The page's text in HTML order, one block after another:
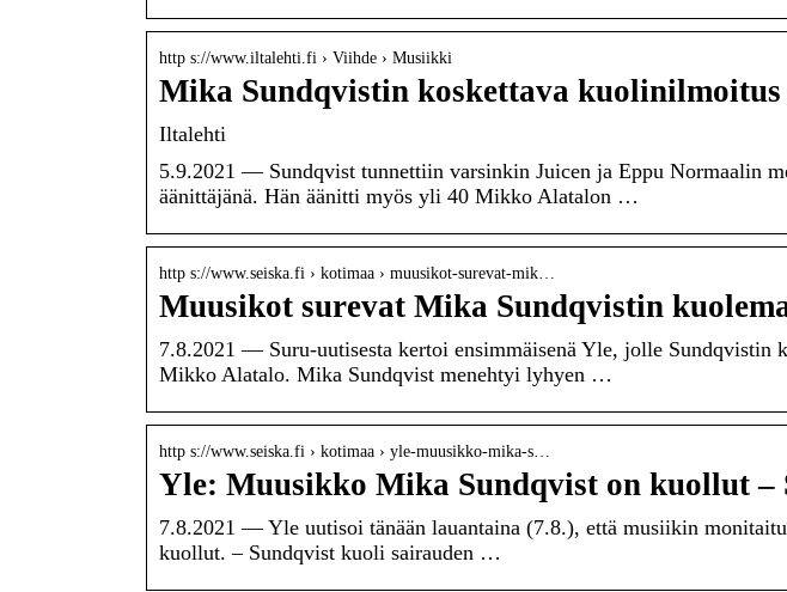
http s://www.iltalehti.fi › Viihde › Musiikki
Mika Sundqvistin koskettava kuolinilmoitus
Iltalehti
5.9.2021 — Sundqvist tunnettiin varsinkin Juicen ja Eppu Normaalin
äänittäjänä. Hän äänitti myös yli 40 Mikko Alatalon …
http s://www.seiska.fi › kotimaa › muusikot-surevat-mik…
Muusikot surevat Mika Sundqvistin
7.8.2021 — Suru-uutisesta kertoi ensimmäisenä Yle, jolle Sundqvistin
Mikko Alatalo. Mika Sundqvist menehtyi lyhyen …
http s://www.seiska.fi › kotimaa › yle-muusikko-mika-s…
Yle: Muusikko Mika Sundqvist on kuollut –
7.8.2021 — Yle uutisoi tänään lauantaina (7.8.), että musiikin
kuollut. – Sundqvist kuoli sairauden …